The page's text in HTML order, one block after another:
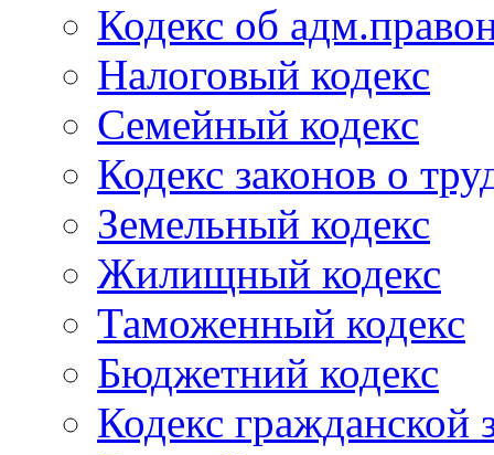
Кодекс об
Налоговый кодекс
Семейный кодекс
Кодекс законов о
Земельный кодекс
Жилищный кодекс
Таможенный кодекс
Бюджетний кодекс
Кодекс гражданской